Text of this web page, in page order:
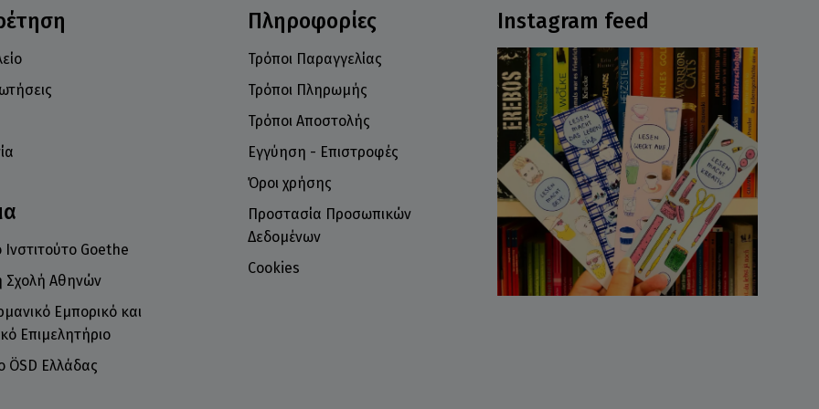
Instagram feed
Ινστιτούτο Goethe
Σχολή Αθηνών
Εμπορικό και
Επιμελητήριο
ÖSD Ελλάδας
Πληροφορίες
Τρόποι Παραγγελίας
Τρόποι Πληρωμής
Τρόποι Αποστολής
Εγγύηση - Επιστροφές
Όροι χρήσης
Προστασία Προσωπικών
Δεδομένων
Cookies